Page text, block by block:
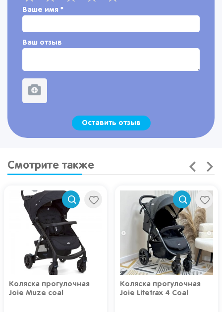
Ваше имя *
Ваш отзыв
Оставить отзыв
Смотрите также
Коляска прогулочная
Joie Muze coal
Коляска прогулочная
Joie Litetrax 4 Coal